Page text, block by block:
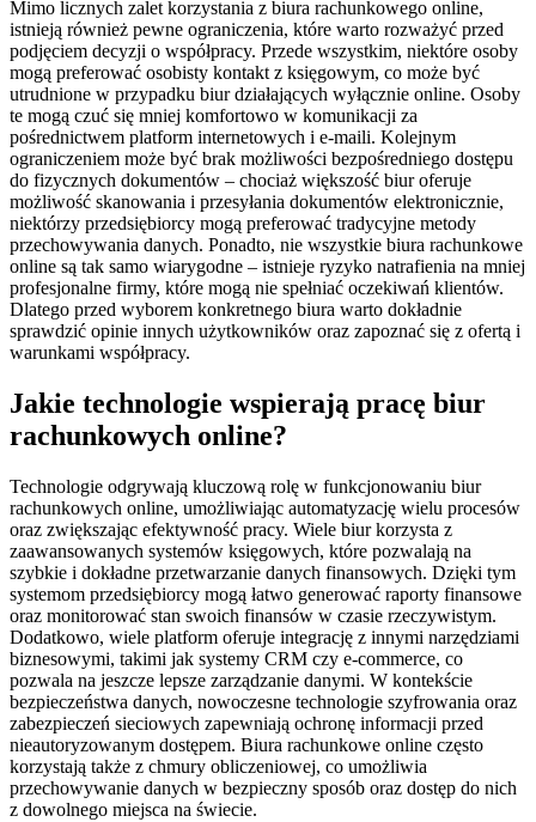
Mimo licznych zalet korzystania z biura rachunkowego online,
istnieją również pewne ograniczenia, które warto rozważyć przed
podjęciem decyzji o współpracy. Przede wszystkim, niektóre osoby
mogą preferować osobisty kontakt z księgowym, co może być
utrudnione w przypadku biur działających wyłącznie online. Osoby
te mogą czuć się mniej komfortowo w komunikacji za
pośrednictwem platform internetowych i e-maili. Kolejnym
ograniczeniem może być brak możliwości bezpośredniego dostępu
do fizycznych dokumentów – chociaż większość biur oferuje
możliwość skanowania i przesyłania dokumentów elektronicznie,
niektórzy przedsiębiorcy mogą preferować tradycyjne metody
przechowywania danych. Ponadto, nie wszystkie biura rachunkowe
online są tak samo wiarygodne – istnieje ryzyko natrafienia na mniej
profesjonalne firmy, które mogą nie spełniać oczekiwań klientów.
Dlatego przed wyborem konkretnego biura warto dokładnie
sprawdzić opinie innych użytkowników oraz zapoznać się z ofertą i
warunkami współpracy.
Jakie technologie wspierają pracę biur
rachunkowych online?
Technologie odgrywają kluczową rolę w funkcjonowaniu biur
rachunkowych online, umożliwiając automatyzację wielu procesów
oraz zwiększając efektywność pracy. Wiele biur korzysta z
zaawansowanych systemów księgowych, które pozwalają na
szybkie i dokładne przetwarzanie danych finansowych. Dzięki tym
systemom przedsiębiorcy mogą łatwo generować raporty finansowe
oraz monitorować stan swoich finansów w czasie rzeczywistym.
Dodatkowo, wiele platform oferuje integrację z innymi narzędziami
biznesowymi, takimi jak systemy CRM czy e-commerce, co
pozwala na jeszcze lepsze zarządzanie danymi. W kontekście
bezpieczeństwa danych, nowoczesne technologie szyfrowania oraz
zabezpieczeń sieciowych zapewniają ochronę informacji przed
nieautoryzowanym dostępem. Biura rachunkowe online często
korzystają także z chmury obliczeniowej, co umożliwia
przechowywanie danych w bezpieczny sposób oraz dostęp do nich
z dowolnego miejsca na świecie.